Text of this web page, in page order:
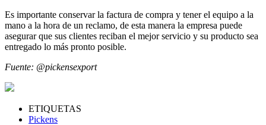
Es importante conservar la factura de compra y tener el equipo a la
mano a la hora de un reclamo, de esta manera la empresa puede
asegurar que sus clientes reciban el mejor servicio y su producto sea
entregado lo más pronto posible.
Fuente: @pickensexport
ETIQUETAS
Pickens